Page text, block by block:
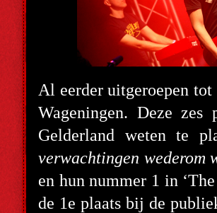
Al eerder uitgeroepen
Wageningen. Deze zes
Gelderland weten te
verwachtingen wederom
en hun nummer 1 in
de 1e plaats bij de